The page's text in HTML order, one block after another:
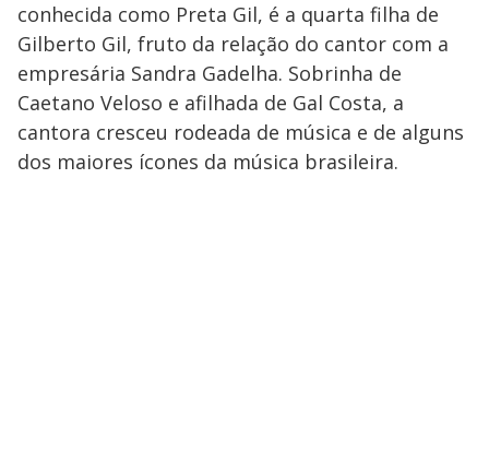
conhecida como Preta Gil, é a quarta filha de
Gilberto Gil, fruto da relação do cantor com a
empresária Sandra Gadelha. Sobrinha de
Caetano Veloso e afilhada de Gal Costa, a
cantora cresceu rodeada de música e de alguns
dos maiores ícones da música brasileira.